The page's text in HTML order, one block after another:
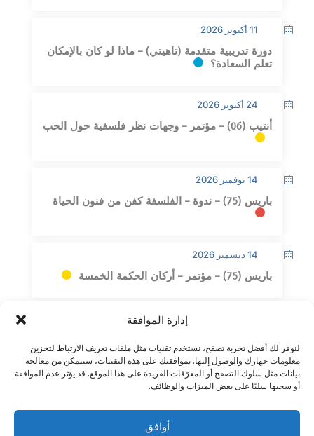
إدارة الموافقة
لنوفر لك أفضل تجربة تصفح، نستخدم تقنيات مثل ملفات تعريف الارتباط لتخزين
معلومات جهازك والوصول إليها. بموافقتك على هذه التقنيات، ستتمكن من معالجة
بيانات مثل سلوك التصفح أو المعرّفات الفريدة على هذا الموقع. قد يؤثر عدم الموافقة
أو سحبها سلبًا على بعض الميزات والوظائف.
أوافق
11 أكتوبر 2026
دورة تدريبية متقدمة (تاهيتي) – ماذا لو كان بالإمكان
تعلم السعادة؟
24 أكتوبر 2026
أنتيب (06) – مؤتمر – وجهات نظر فلسفية حول الحب
14 نوفمبر 2026
باريس (75) – ندوة – الفلسفة كفن من فنون الحياة
14 ديسمبر 2026
باريس (75) – مؤتمر – أركان الحكمة الخمسة
اتصل بنا –إشعار قانوني–صفحة القراء